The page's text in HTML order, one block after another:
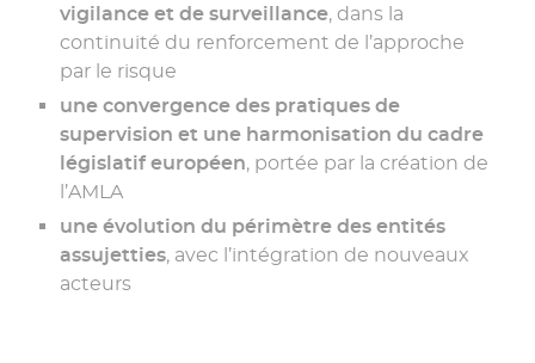
vigilance et de surveillance, dans la
continuité du renforcement de l’approche
par le risque
une convergence des pratiques de
supervision et une harmonisation du cadre
législatif européen, portée par la création de
l’AMLA
une évolution du périmètre des entités
assujetties, avec l’intégration de nouveaux
acteurs